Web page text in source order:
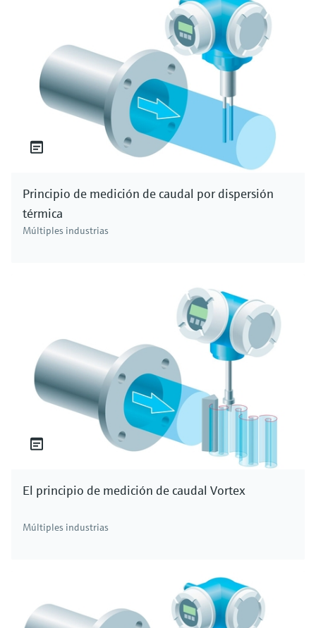
altamente reactivo y, por lo general, se
encuentra en la naturaleza formando
compuestos iónicos. El cloro se encuentra de
forma abundante tanto en la corteza terrestre
como en el agua del mar, generalmente en
forma de salmuera. En el ámbito comercial, la
mayor parte del cloro elemental se produce a
partir de la salmuera mediante procesos como
la electrólisis. Esto hace que el cloro elemental
aplicaciones industriales y de desinfección.
Tipos de cloro en el agua
referencia al cloro disponible para desinfectar y
matar activamente patógenos dañinos como
bacterias y virus. El cloro combinado, por otro
lado, se forma cuando el cloro libre reacciona
con materia orgánica o amoníaco en el agua,
dando lugar a compuestos que son menos
efectivos como desinfectantes. El cloro total es
la suma del cloro libre y el cloro combinado.
Entender estas distinciones es crucial para
asegurar la seguridad y calidad de su suministro.
Medir con precisión la concentración de cloro es
procesos de tratamiento y desinfección del
agua. Una técnica que se utiliza habitualmente
es el método DPD, en el que se añade un
Principio de medición de caudal por dispersión
térmica
Múltiples industrias
El principio de medición de caudal Vortex
Múltiples industrias